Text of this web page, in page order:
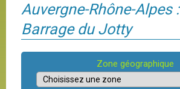
Auvergne-Rhône-Alpes :
Barrage du Jotty
Zone géographique